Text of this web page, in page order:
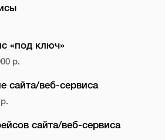
«под ключ»
р.
сайта/веб-сервиса
сайта/веб-сервиса